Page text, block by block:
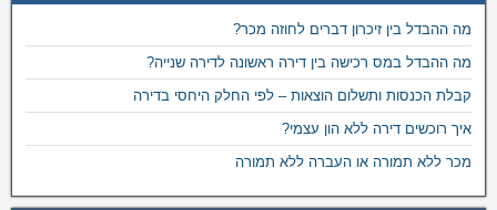
מה ההבדל בין זיכרון דברים לחוזה מכר?
מה ההבדל במס רכישה בין דירה ראשונה לדירה שנייה?
קבלת הכנסות ותשלום הוצאות – לפי החלק היחסי בדירה
איך רוכשים דירה ללא הון עצמי?
מכר ללא תמורה או העברה ללא תמורה